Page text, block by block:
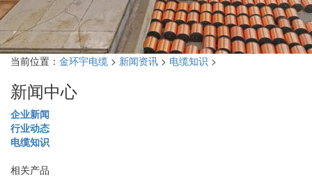
当前位置： 金环宇电缆 > 新闻资讯 > 电缆知识 >
新闻中心
企业新闻
行业动态
电缆知识
相关产品